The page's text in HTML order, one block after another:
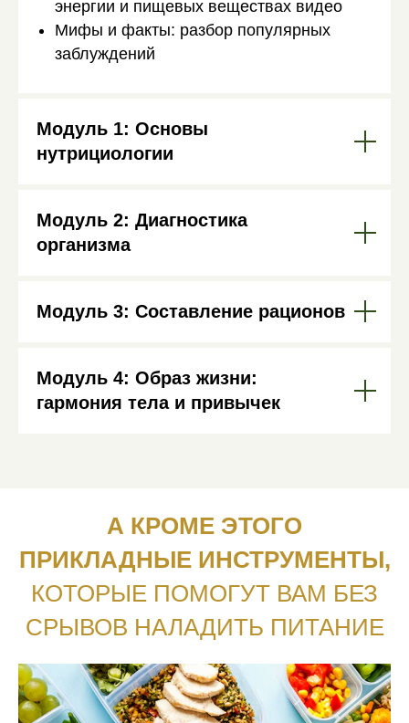
энергии и пищевых веществах видео
Мифы и факты: разбор популярных
заблуждений
Модуль 1: Основы
нутрициологии
Модуль 2: Диагностика
организма
Модуль 3: Составление рационов
Модуль 4: Образ жизни:
гармония тела и привычек
А КРОМЕ ЭТОГО
ПРИКЛАДНЫЕ ИНСТРУМЕНТЫ,
КОТОРЫЕ ПОМОГУТ ВАМ БЕЗ
СРЫВОВ НАЛАДИТЬ ПИТАНИЕ